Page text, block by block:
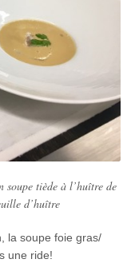
soupe tiède à l’huître de
d’huître
la soupe foie gras/
une ride!